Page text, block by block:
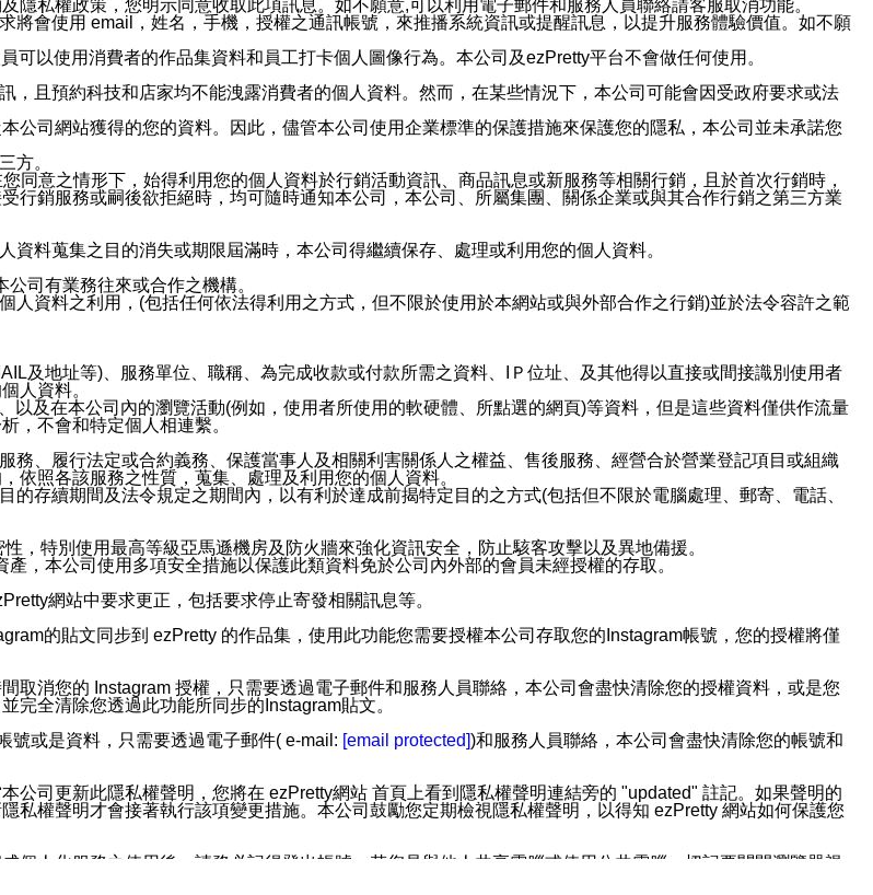
私權政策，您明示同意收取此項訊息。如不願意,可以利用電子郵件和服務人員聯絡請客服取消功能。
會使用 email，姓名，手機，授權之通訊帳號，來推播系統資訊或提醒訊息，以提升服務體驗價值。如不願
以使用消費者的作品集資料和員工打卡個人圖像行為。本公司及ezPretty平台不會做任何使用。
且預約科技和店家均不能洩露消費者的個人資料。然而，在某些情況下，本公司可能會因受政府要求或法
公司網站獲得的您的資料。因此，儘管本公司使用企業標準的保護措施來保護您的隱私，本公司並未承諾您
方。
同意之情形下，始得利用您的個人資料於行銷活動資訊、商品訊息或新服務等相關行銷，且於首次行銷時，
行銷服務或嗣後欲拒絕時，均可隨時通知本公司，本公司、所屬集團、關係企業或與其合作行銷之第三方業
料蒐集之目的消失或期限屆滿時，本公司得繼續保存、處理或利用您的個人資料。
司有業務往來或合作之機構。
資料之利用，(包括任何依法得利用之方式，但不限於使用於本網站或與外部合作之行銷)並於法令容許之範
及地址等)、服務單位、職稱、為完成收款或付款所需之資料、IＰ位址、及其他得以直接或間接識別使用者
人資料。
及在本公司內的瀏覽活動(例如，使用者所使用的軟硬體、所點選的網頁)等資料，但是這些資料僅供作流量
，不會和特定個人相連繫。
、履行法定或合約義務、保護當事人及相關利害關係人之權益、售後服務、經營合於營業登記項目或組織
依照各該服務之性質，蒐集、處理及利用您的個人資料。
存續期間及法令規定之期間內，以有利於達成前揭特定目的之方式(包括但不限於電腦處理、郵寄、電話、
，特別使用最高等級亞馬遜機房及防火牆來強化資訊安全，防止駭客攻擊以及異地備援。
，本公司使用多項安全措施以保護此類資料免於公司內外部的會員未經授權的存取。
網站中要求更正，包括要求停止寄發相關訊息等。
的貼文同步到 ezPretty 的作品集，使用此功能您需要授權本公司存取您的Instagram帳號，您的授權將僅
取消您的 Instagram 授權，只需要透過電子郵件和服務人員聯絡，本公司會盡快清除您的授權資料，或是您
完全清除您透過此功能所同步的Instagram貼文。
號或是資料，只需要透過電子郵件( e-mail: [email protected])和服務人員聯絡，本公司會盡快清除您的帳號和
公司更新此隱私權聲明，您將在 ezPretty網站 首頁上看到隱私權聲明連結旁的 "updated" 註記。如果聲明的
私權聲明才會接著執行該項變更措施。本公司鼓勵您定期檢視隱私權聲明，以得知 ezPretty 網站如何保護您
個人化服務之使用後，請務必記得登出帳號。若您是與他人共享電腦或使用公共電腦，切記要關閉瀏覽器視